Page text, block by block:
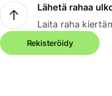
Lähetä rahaa
Laita raha
Rekisteröidy